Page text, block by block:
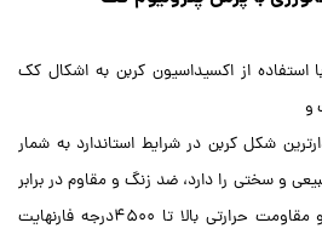
استفاده از اکسیداسیون کربن به اشکال کک
و​​​​​​​
شکل کربن در شرایط استاندارد به شمار
و سختی را دارد، ضد زنگ و مقاوم در برابر
حرارت است، روانکاری طبیعی بالا و مقاومت حرارتی بالا تا ۴۵۰۰درجه فارنهایت